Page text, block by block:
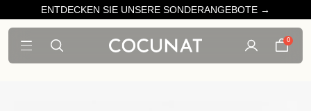
ENTDECKEN SIE UNSERE SONDERANGEBOTE →
0